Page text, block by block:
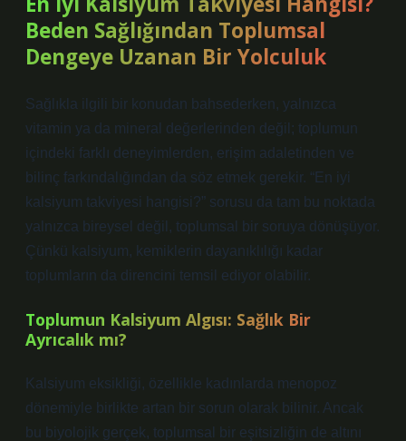
Beden Sağlığından Toplumsal
Dengeye Uzanan Bir Yolculuk
Sağlıkla ilgili bir konudan bahsederken, yalnızca
vitamin ya da mineral değerlerinden değil; toplumun
içindeki farklı deneyimlerden, erişim adaletinden ve
bilinç farkındalığından da söz etmek gerekir. “En iyi
kalsiyum takviyesi hangisi?” sorusu da tam bu noktada
yalnızca bireysel değil, toplumsal bir soruya dönüşüyor.
Çünkü kalsiyum, kemiklerin dayanıklılığı kadar
toplumların da direncini temsil ediyor olabilir.
Toplumun Kalsiyum Algısı: Sağlık Bir
Ayrıcalık mı?
Kalsiyum eksikliği, özellikle kadınlarda menopoz
dönemiyle birlikte artan bir sorun olarak bilinir. Ancak
bu biyolojik gerçek, toplumsal bir eşitsizliğin de altını